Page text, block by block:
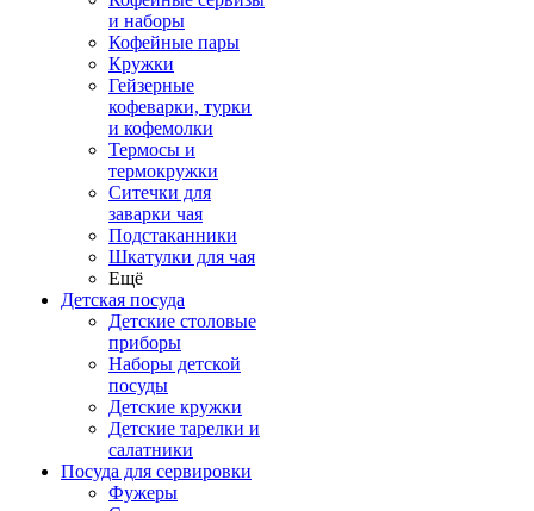
и наборы
Кофейные пары
Кружки
Гейзерные
кофеварки, турки
и кофемолки
Термосы и
термокружки
Ситечки для
заварки чая
Подстаканники
Шкатулки для чая
Ещё
Детская посуда
Детские столовые
приборы
Наборы детской
посуды
Детские кружки
Детские тарелки и
салатники
Посуда для сервировки
Фужеры